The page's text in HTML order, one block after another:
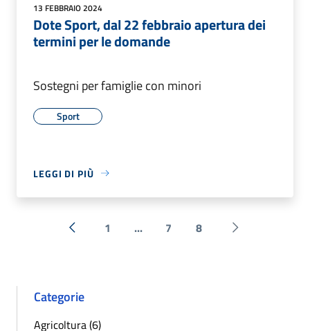
13 FEBBRAIO 2024
Dote Sport, dal 22 febbraio apertura dei
termini per le domande
Sostegni per famiglie con minori
Sport
LEGGI DI PIÙ
« Precedente
1 ... 7 8 Successiva »
Categorie
Agricoltura (6)